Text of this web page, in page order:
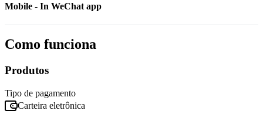
Mobile - In WeChat app
Como funciona
Produtos
Tipo de pagamento
Carteira eletrônica